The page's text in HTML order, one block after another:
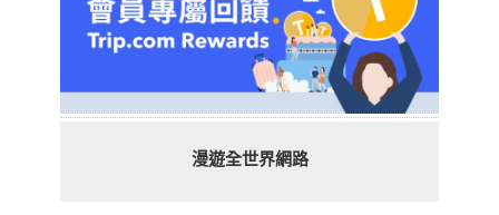
漫遊全世界網路